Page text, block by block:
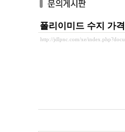
폴리이미드 수지 가
http://jdlpnc.com/xe/